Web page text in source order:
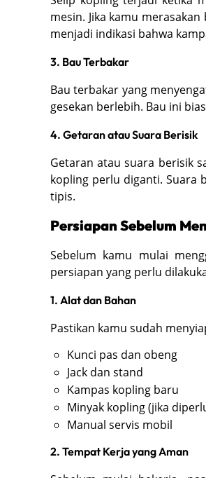
Selip kopling terjadi ketika
mesin. Jika kamu
menjadi indikasi bahwa
3. Bau Terbakar
Bau terbakar yang
gesekan berlebih. Bau ini
4. Getaran atau Suara Berisik
Getaran atau suara berisik
kopling perlu diganti. Suara
tipis.
Persiapan Sebelum
Sebelum kamu mulai
persiapan yang perlu
1. Alat dan Bahan
Pastikan kamu sudah
Kunci pas dan obeng
Jack dan stand
Kampas kopling baru
Minyak kopling (jika
Manual servis mobil
2. Tempat Kerja yang Aman